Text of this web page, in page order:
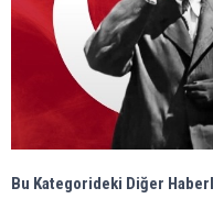
Bu Kategorideki Diğer